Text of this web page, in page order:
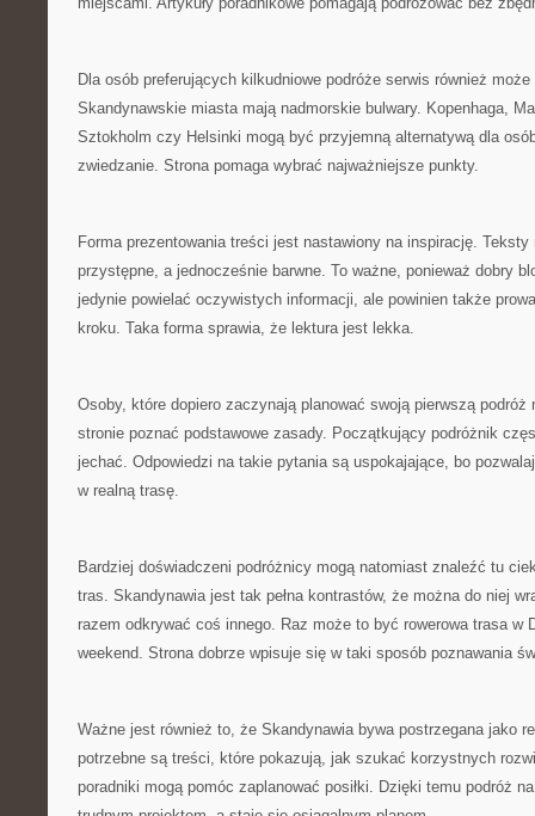
Dla osób preferujących kilkudniowe podróże serwis również
Skandynawskie miasta mają nadmorskie bulwary. Kopenhaga,
Sztokholm czy Helsinki mogą być przyjemną alternatywą dla
zwiedzanie. Strona pomaga wybrać najważniejsze punkty.
Forma prezentowania treści jest nastawiony na inspirację.
przystępne, a jednocześnie barwne. To ważne, ponieważ dobry
jedynie powielać oczywistych informacji, ale powinien także
kroku. Taka forma sprawia, że lektura jest lekka.
Osoby, które dopiero zaczynają planować swoją pierwszą podróż
stronie poznać podstawowe zasady. Początkujący podróżnik
jechać. Odpowiedzi na takie pytania są uspokajające, bo
w realną trasę.
Bardziej doświadczeni podróżnicy mogą natomiast znaleźć tu
tras. Skandynawia jest tak pełna kontrastów, że można do niej
razem odkrywać coś innego. Raz może to być rowerowa trasa w
weekend. Strona dobrze wpisuje się w taki sposób poznawania
Ważne jest również to, że Skandynawia bywa postrzegana jako
potrzebne są treści, które pokazują, jak szukać korzystnych
poradniki mogą pomóc zaplanować posiłki. Dzięki temu podróż